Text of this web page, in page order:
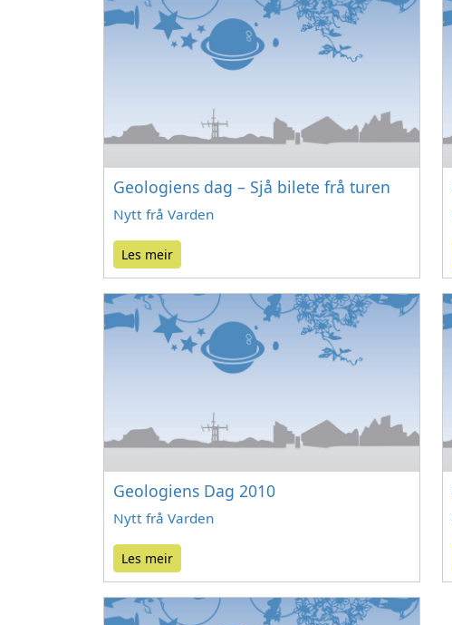
Geologiens dag – Sjå bilete frå turen
Nytt frå Varden
Les meir
Geologiens Dag 2010
Nytt frå Varden
Les meir